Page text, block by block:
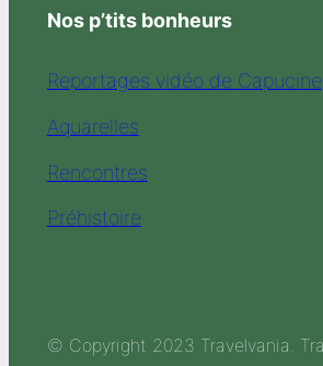
Nos p’tits bonheurs
Reportages vidéo de Capucine
Aquarelles
Rencontres
Préhistoire
© Copyright 2023 Travelvania.